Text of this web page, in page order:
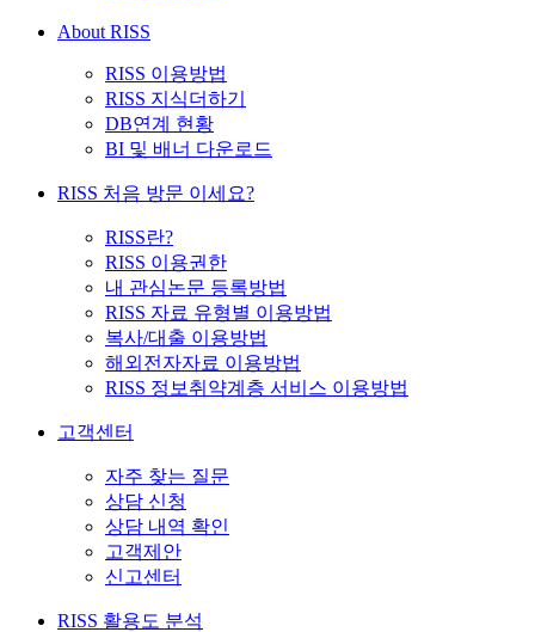
About RISS
RISS 이용방법
RISS 지식더하기
DB연계 현황
BI 및 배너 다운로드
RISS 처음 방문 이세요?
RISS란?
RISS 이용권한
내 관심논문 등록방법
RISS 자료 유형별 이용방법
복사/대출 이용방법
해외전자자료 이용방법
RISS 정보취약계층 서비스 이용방법
고객센터
자주 찾는 질문
상담 신청
상담 내역 확인
고객제안
신고센터
RISS 활용도 분석